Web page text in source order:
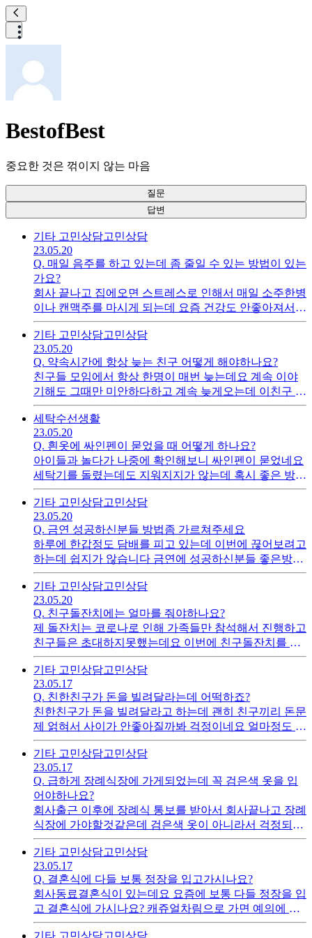
BestofBest
중요한 것은 꺾이지 않는 마음
질문
답변
기타 고민상담고민상담
23.05.20
Q. 매일 음주를 하고 있는데 좀 줄일 수 있는 방법이 있는
가요?
회사 끝나고 집에오면 스트레스로 인해서 매일 소주한병
이나 캔맥주를 마시게 되는데 요즘 건강도 안좋아져서
좀 줄일려고 하는데 좋은방법이 있을까요?
기타 고민상담고민상담
23.05.20
Q. 약속시간에 항상 늦는 친구 어떻게 해야하나요?
친구들 모임에서 항상 한명이 매번 늦는데요 계속 이야
기해도 그때만 미안하다하고 계속 늦게오는데 이친구 한
명때문에 매번 모임시간이 틀어지는데 어떻게 해야할까
요?
세탁수선생활
23.05.20
Q. 흰옷에 싸인펜이 묻었을 때 어떻게 하나요?
아이들과 놀다가 나중에 확인해보니 싸인펜이 묻었네요
세탁기를 돌렸는데도 지워지지가 않는데 혹시 좋은 방법
이 있으시다면 공유부탁드립니다
기타 고민상담고민상담
23.05.20
Q. 금연 성공하신분들 방법좀 가르쳐주세요
하루에 한갑정도 담배를 피고 있는데 이번에 끊어보려고
하는데 쉽지가 않습니다 금연에 성공하신분들 좋은방법
있으시면 공유좀부탁드립니다
기타 고민상담고민상담
23.05.20
Q. 친구돌잔치에는 얼마를 줘야하나요?
제 돌잔치는 코로나로 인해 가족들만 참석해서 진행하고
친구들은 초대하지못했는데요 이번에 친구돌잔치를 하
는데 얼마를 주면 될까요?
기타 고민상담고민상담
23.05.17
Q. 친한친구가 돈을 빌려달라는데 어떡하죠?
친한친구가 돈을 빌려달라고 하는데 괜히 친구끼리 돈문
제 얽혀서 사이가 안좋아질까봐 걱정이네요 얼마정도 까
지 빌려주면 서로 의가 상하지 않을까요?
기타 고민상담고민상담
23.05.17
Q. 급하게 장례식장에 가게되었는데 꼭 검은색 옷을 입
어야하나요?
회사출근 이후에 장례식 통보를 받아서 회사끝나고 장례
식장에 가야할것같은데 검은색 옷이 아니라서 걱정되네
요 꼭 검은색 차림으로 장례식장에 가야되는가요?
기타 고민상담고민상담
23.05.17
Q. 결혼식에 다들 보통 정장을 입고가시나요?
회사동료결혼식이 있는데요 요즘에 보통 다들 정장을 입
고 결혼식에 가시나요? 캐쥬얼차림으로 가면 예의에 어
긋나는지 다른분들은 어떻게 입고가시나요?
기타 고민상담고민상담